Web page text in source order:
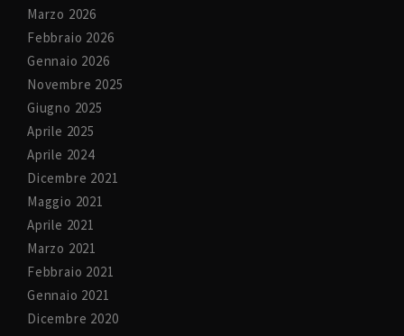
Marzo 2026
Febbraio 2026
Gennaio 2026
Novembre 2025
Giugno 2025
Aprile 2025
Aprile 2024
Dicembre 2021
Maggio 2021
Aprile 2021
Marzo 2021
Febbraio 2021
Gennaio 2021
Dicembre 2020